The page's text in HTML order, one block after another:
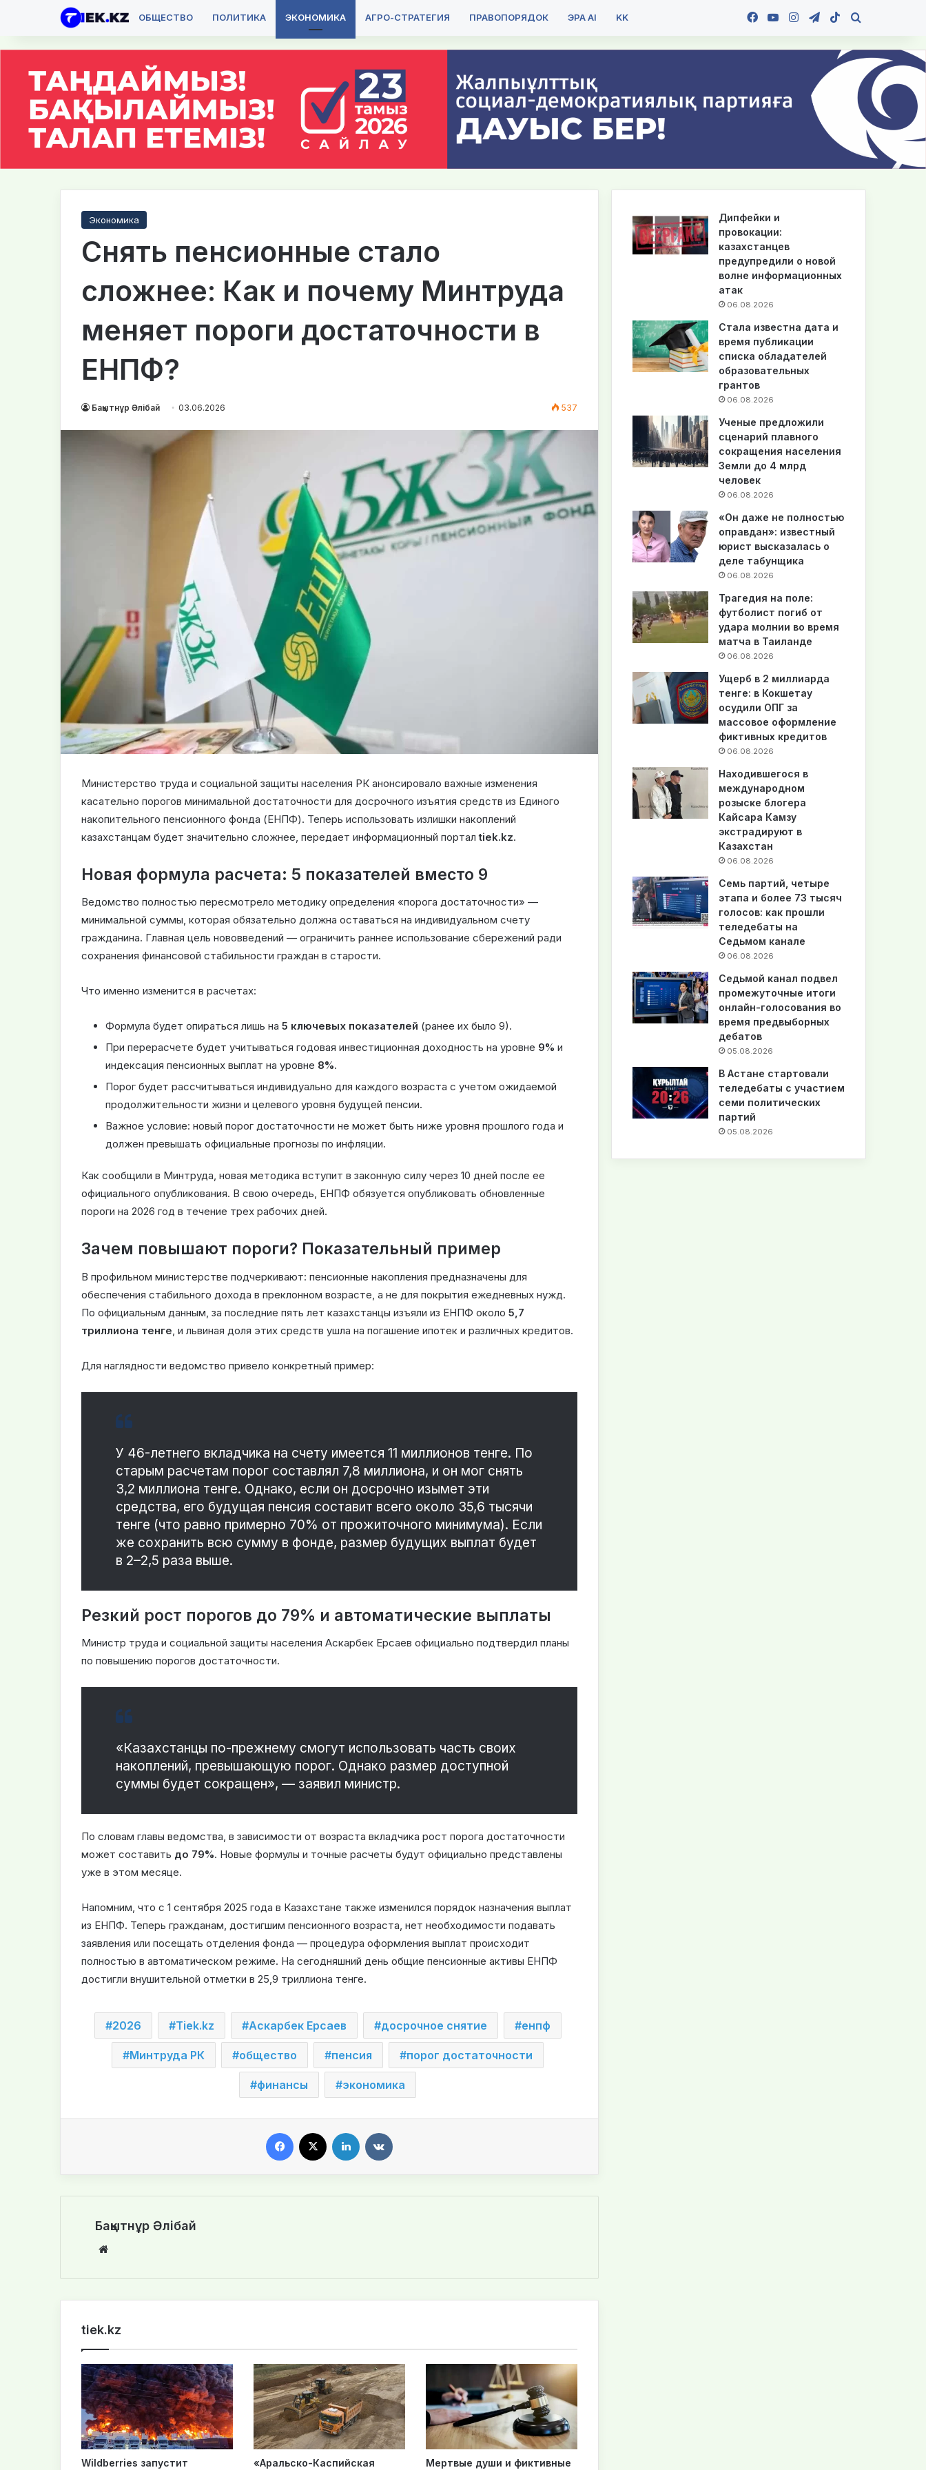
ОБЩЕСТВО ПОЛИТИКА ЭКОНОМИКА АГРО-СТРАТЕГИЯ ПРАВОПОРЯДОК ЭРА AI KK Facebook
YouTubeInstagramTelegram
TikTok
Экономика
Снять пенсионные стало
сложнее: Как и почему Минтруда
меняет пороги достаточности в
ЕНПФ?
Бақытнұр Әлібай 03.06.2026 537
Министерство труда и социальной защиты населения РК анонсировало важные изменения
касательно порогов минимальной достаточности для досрочного изъятия средств из Единого
накопительного пенсионного фонда (ЕНПФ). Теперь использовать излишки накоплений
казахстанцам будет значительно сложнее, передает информационный порталtiek.kz.
Новая формула расчета: 5 показателей вместо 9
Ведомство полностью пересмотрело методику определения «порога достаточности» —
минимальной суммы, которая обязательно должна оставаться на индивидуальном счету
гражданина. Главная цель нововведений — ограничить раннее использование сбережений ради
сохранения финансовой стабильности граждан в старости.
Что именно изменится в расчетах:
Формула будет опираться лишь на 5 ключевых показателей (ранее их было 9).
При перерасчете будет учитываться годовая инвестиционная доходность на уровне 9% и
индексация пенсионных выплат на уровне 8%.
Порог будет рассчитываться индивидуально для каждого возраста с учетом ожидаемой
продолжительности жизни и целевого уровня будущей пенсии.
Важное условие: новый порог достаточности не может быть ниже уровня прошлого года и
должен превышать официальные прогнозы по инфляции.
Как сообщили в Минтруда, новая методика вступит в законную силу через 10 дней после ее
официального опубликования. В свою очередь, ЕНПФ обязуется опубликовать обновленные
пороги на 2026 год в течение трех рабочих дней.
Зачем повышают пороги? Показательный пример
В профильном министерстве подчеркивают: пенсионные накопления предназначены для
обеспечения стабильного дохода в преклонном возрасте, а не для покрытия ежедневных нужд.
По официальным данным, за последние пять лет казахстанцы изъяли из ЕНПФ около 5,7
триллиона тенге , и львиная доля этих средств ушла на погашение ипотек и различных кредитов.
Для наглядности ведомство привело конкретный пример:
У 46-летнего вкладчика на счету имеется 11 миллионов тенге. По
старым расчетам порог составлял 7,8 миллиона, и он мог снять
3,2 миллиона тенге. Однако, если он досрочно изымет эти
средства, его будущая пенсия составит всего около 35,6 тысячи
тенге (что равно примерно 70% от прожиточного минимума). Если
же сохранить всю сумму в фонде, размер будущих выплат будет
в 2–2,5 раза выше.
Резкий рост порогов до 79% и автоматические выплаты
Министр труда и социальной защиты населения Аскарбек Ерсаев официально подтвердил планы
по повышению порогов достаточности.
«Казахстанцы по-прежнему смогут использовать часть своих
накоплений, превышающую порог. Однако размер доступной
суммы будет сокращен», — заявил министр.
По словам главы ведомства, в зависимости от возраста вкладчика рост порога достаточности
может составить до 79%. Новые формулы и точные расчеты будут официально представлены
уже в этом месяце.
Напомним, что с 1 сентября 2025 года в Казахстане также изменился порядок назначения выплат
из ЕНПФ. Теперь гражданам, достигшим пенсионного возраста, нет необходимости подавать
заявления или посещать отделения фонда — процедура оформления выплат происходит
полностью в автоматическом режиме. На сегодняшний день общие пенсионные активы ЕНПФ
достигли внушительной отметки в 25,9 триллиона тенге.
2026 Tiek.kz Аскарбек Ерсаев досрочное снятие енпф
Минтруда РК общество пенсия порог достаточности
финансы экономика
Бақытнұр Әлібай
te
tiek.kz
Wildberries запустит «Аральско-Каспийская Мертвые души и фиктивные
Дипфейки и
провокации:
казахстанцев
предупредили о новой
волне информационных
атак
06.08.2026
Стала известна дата и
время публикации
списка обладателей
образовательных
грантов
06.08.2026
Ученые предложили
сценарий плавного
сокращения населения
Земли до 4 млрд
человек
06.08.2026
«Он даже не полностью
оправдан»: известный
юрист высказалась о
деле табунщика
06.08.2026
Трагедия на поле:
футболист погиб от
удара молнии во время
матча в Таиланде
06.08.2026
Ущерб в 2 миллиарда
тенге: в Кокшетау
осудили ОПГ за
массовое оформление
фиктивных кредитов
06.08.2026
Находившегося в
международном
розыске блогера
Кайсара Камзу
экстрадируют в
Казахстан
06.08.2026
Семь партий, четыре
этапа и более 73 тысяч
голосов: как прошли
теледебаты на
Седьмом канале
06.08.2026
Седьмой канал подвел
промежуточные итоги
онлайн-голосования во
время предвыборных
дебатов
05.08.2026
В Астане стартовали
теледебаты с участием
семи политических
партий
05.08.2026